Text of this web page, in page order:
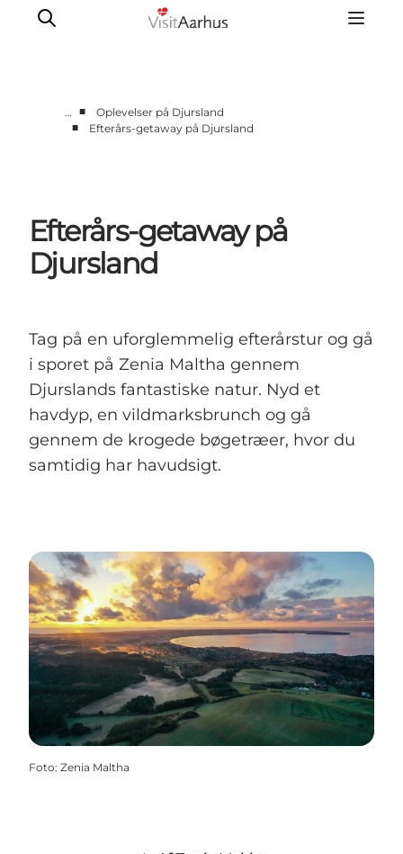
Randers
Silkeborg
Viborg
… ■
Oplevelser på Djursland
■
Efterårs-getaway på Djursland
Efterårs-getaway på
Djursland
Tag på en uforglemmelig efterårstur og gå
i sporet på Zenia Maltha gennem
Djurslands fantastiske natur. Nyd et
havdyp, en vildmarksbrunch og gå
gennem de krogede bøgetræer, hvor du
samtidig har havudsigt.
Foto: Zenia Maltha